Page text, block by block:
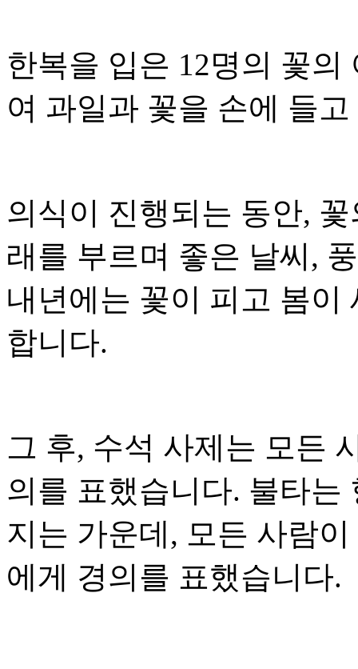
한복을 입은 12명의 꽃
여 과일과 꽃을 손에 들
의식이 진행되는 동안,
래를 부르며 좋은 날씨,
내년에는 꽃이 피고 봄이
합니다.
그 후, 수석 사제는 모든
의를 표했습니다. 불타는
지는 가운데, 모든 사람
에게 경의를 표했습니다.